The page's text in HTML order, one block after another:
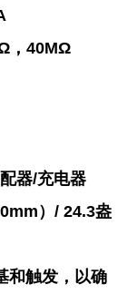
，40MΩ
器/充电器
）/ 24.3盎
和触发，以确